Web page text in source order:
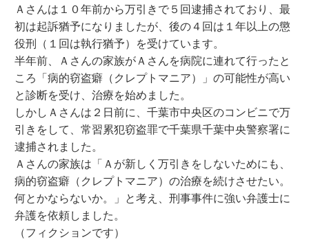
Ａさんは１０年前から万引きで５回逮捕されており、最
初は起訴猶予になりましたが、後の４回は１年以上の懲
役刑（１回は執行猶予）を受けています。
半年前、Ａさんの家族がＡさんを病院に連れて行ったと
ころ「病的窃盗癖（クレプトマニア）」の可能性が高い
と診断を受け、治療を始めました。
しかしＡさんは２日前に、千葉市中央区のコンビニで万
引きをして、常習累犯窃盗罪で千葉県千葉中央警察署に
逮捕されました。
Ａさんの家族は「Ａが新しく万引きをしないためにも、
病的窃盗癖（クレプトマニア）の治療を続けさせたい。
何とかならないか。」と考え、刑事事件に強い弁護士に
弁護を依頼しました。
（フィクションです）